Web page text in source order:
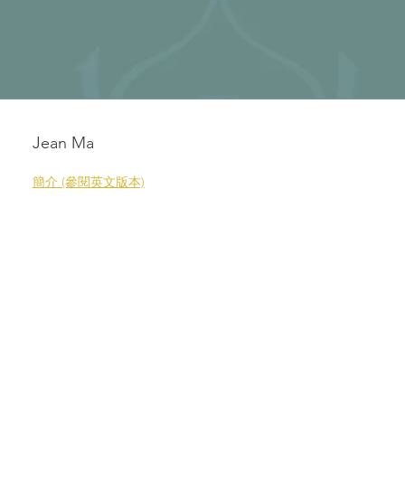
簡介 (參閱英文版本)
Jean Ma